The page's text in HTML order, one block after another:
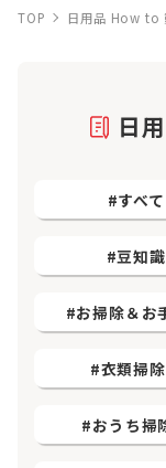
トコポン
コンテンツ
お知らせ
Olympicグ
TOP 日用品 How to
日
#すべて
#豆知識
#お掃除＆お
#衣類掃
#おうち掃